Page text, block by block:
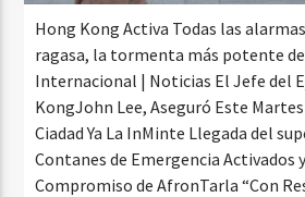
Hong Kong Activa Todas las
ragasa, la tormenta más potente
Internacional | Noticias El Jefe del
KongJohn Lee, Aseguró Este Martes
Ciadad Ya La InMinte Llegada del
Contanes de Emergencia Activados
Compromiso de AfronTarla “Con